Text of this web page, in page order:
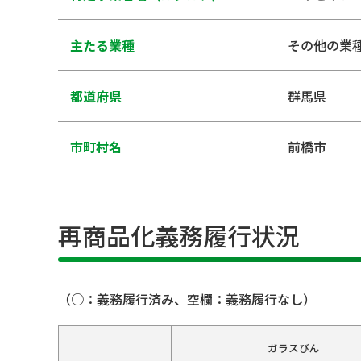
主たる業種 その他の業
都道府県 群馬県
市町村名 前橋市
再商品化義務履行状況
（○：義務履行済み、空欄：義務履行なし）
ガラスびん